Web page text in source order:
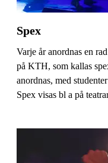
Spex
Varje år anordnas en
på KTH, som kallas
anordnas, med
Spex visas bl a på